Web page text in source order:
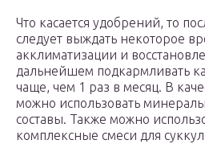
Что касается удобрений, то
следует выждать некоторое
акклиматизации и
дальнейшем подкармливать
чаще, чем 1 раз в месяц. В
можно использовать
составы. Также можно
комплексные смеси для